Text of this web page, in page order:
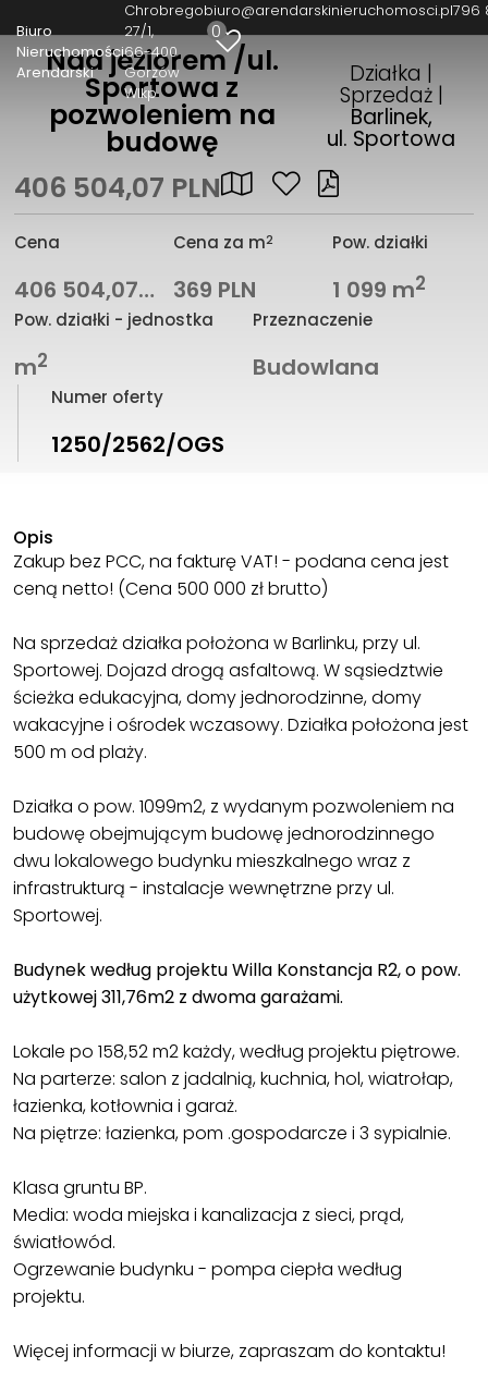
Biuro
Nieruchomości
Arendarski
Chrobrego
27/1
66-400
Gorzów
Wlkp
biuro@arendarskinieruchomosci.pl796
0
Nad jeziorem /ul.
Sportowa z
pozwoleniem na
budowę
Działka |
Sprzedaż |
Barlinek,
ul. Sportowa
406 504,07 PLN
Cena
406 504,07 PLN
Cena za m2
369 PLN
Pow. działki
1 099 m2
Pow. działki - jednostka
m2
Przeznaczenie
Budowlana
Numer oferty
1250/2562/OGS
Opis
Zakup bez PCC, na fakturę VAT! - podana cena jest
ceną netto! (Cena 500 000 zł brutto)
Na sprzedaż działka położona w Barlinku, przy ul.
Sportowej. Dojazd drogą asfaltową. W sąsiedztwie
ścieżka edukacyjna, domy jednorodzinne, domy
wakacyjne i ośrodek wczasowy. Działka położona jest
500 m od plaży.
Działka o pow. 1099m2, z wydanym pozwoleniem na
budowę obejmującym budowę jednorodzinnego
dwu lokalowego budynku mieszkalnego wraz z
infrastrukturą - instalacje wewnętrzne przy ul.
Sportowej.
Budynek według projektu Willa Konstancja R2, o pow.
użytkowej 311,76m2 z dwoma garażami.
Lokale po 158,52 m2 każdy, według projektu piętrowe.
Na parterze: salon z jadalnią, kuchnia, hol, wiatrołap,
łazienka, kotłownia i garaż.
Na piętrze: łazienka, pom .gospodarcze i 3 sypialnie.
Klasa gruntu BP.
Media: woda miejska i kanalizacja z sieci, prąd,
światłowód.
Ogrzewanie budynku - pompa ciepła według
projektu.
Więcej informacji w biurze, zapraszam do kontaktu!